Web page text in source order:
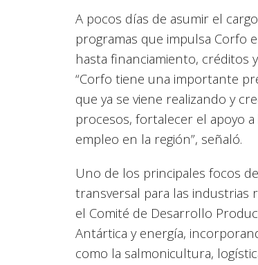
A pocos días de asumir el
programas que impulsa Corfo
hasta financiamiento, créditos
“Corfo tiene una importante
que ya se viene realizando y
procesos, fortalecer el apoyo
empleo en la región”, señaló.
Uno de los principales focos
transversal para las industrias
el Comité de Desarrollo
Antártica y energía,
como la salmonicultura,